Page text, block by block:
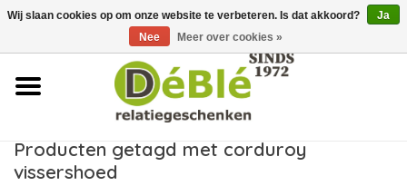
Over ons
Contact
Nieuws
Producten getagd met corduroy
vissershoed
Wij slaan cookies op om onze website te verbeteren. Is dat akkoord?
Ja
Nee
Meer over cookies »